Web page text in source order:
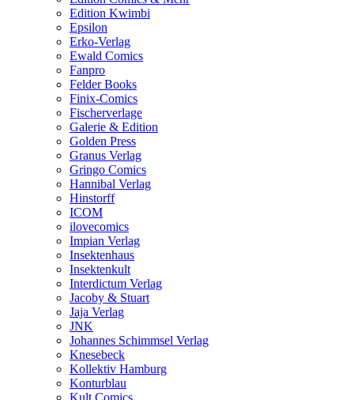
Edition Kwimbi
Epsilon
Erko-Verlag
Ewald Comics
Fanpro
Felder Books
Finix-Comics
Fischerverlage
Galerie & Edition
Golden Press
Granus Verlag
Gringo Comics
Hannibal Verlag
Hinstorff
ICOM
ilovecomics
Impian Verlag
Insektenhaus
Insektenkult
Interdictum Verlag
Jacoby & Stuart
Jaja Verlag
JNK
Johannes Schimmsel Verlag
Knesebeck
Kollektiv Hamburg
Konturblau
Kult Comics